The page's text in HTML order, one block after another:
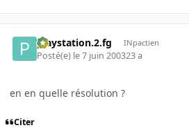
playstation.2.fg INpactien
Posté(e) le 7 juin 200323 a
en en quelle résolution ?
Citer